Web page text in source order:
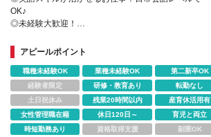
OK♪
◎未経験大歓迎！
◎首都圏中心に37校を展開中！年2～3校のペースで
開校しています
アピールポイント
職種未経験OK 業種未経験OK 第二新卒OK
経験者限定
研修・教育あり 転勤なし
土日祝休み
残業20時間以内 産育休活用有
女性管理職在籍
休日120日～ 育児と両立
時短勤務あり
資格取得支援 副業OK